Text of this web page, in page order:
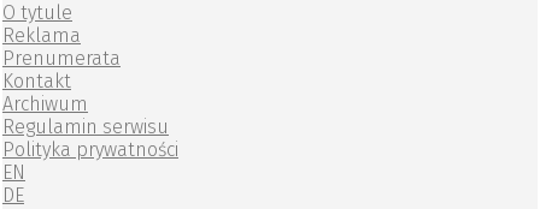
O tytule
Reklama
Prenumerata
Kontakt
Archiwum
Regulamin serwisu
Polityka prywatności
EN
DE